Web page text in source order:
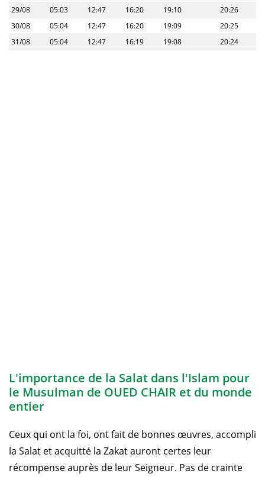
29/08
05:03 12:47 16:20 19:10
20:26
30/08
05:04 12:47 16:20 19:09
20:25
31/08
05:04 12:47 16:19 19:08 20:24
L'importance de la Salat dans l'Islam pour
le Musulman de OUED CHAIR et du monde
entier
Ceux qui ont la foi, ont fait de bonnes œuvres, accompli
la Salat et acquitté la Zakat auront certes leur
récompense auprès de leur Seigneur. Pas de crainte